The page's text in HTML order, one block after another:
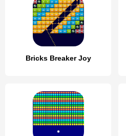
Bricks Breaker Joy